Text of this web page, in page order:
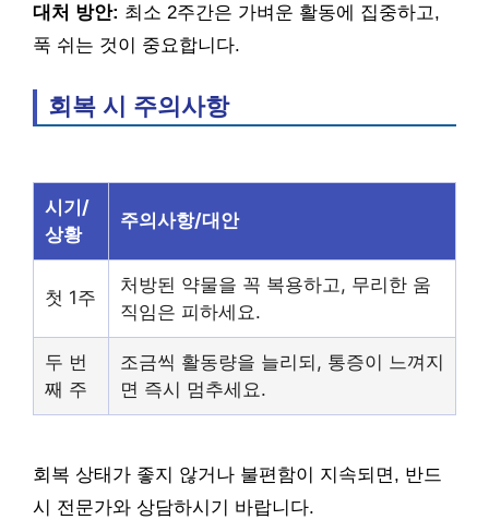
대처 방안: 최소 2주간은 가벼운 활동에 집중하고,
푹 쉬는 것이 중요합니다.
회복 시 주의사항
시기/
상황
주의사항/대안
첫 1주
처방된 약물을 꼭 복용하고, 무리한 움
직임은 피하세요.
두 번
째 주
조금씩 활동량을 늘리되, 통증이 느껴지
면 즉시 멈추세요.
회복 상태가 좋지 않거나 불편함이 지속되면, 반드
시 전문가와 상담하시기 바랍니다.